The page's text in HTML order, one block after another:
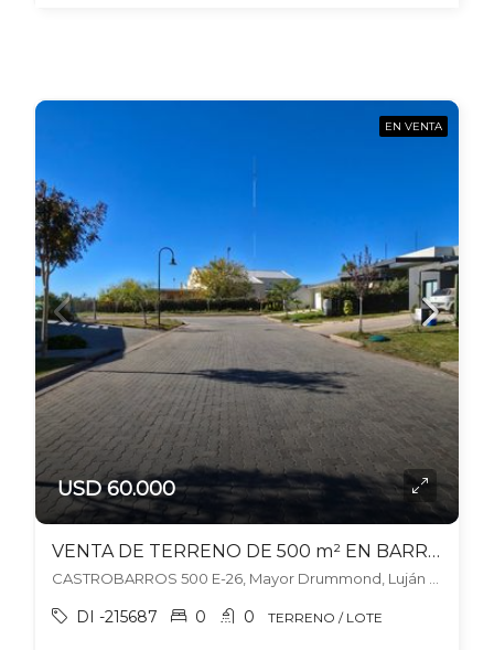
EN VENTA
USD 60.000
VENTA DE TERRENO DE 500 m² EN BARRIO PRIVADO PUEBLO MALBEC – LUJÁN DE CUYO
CASTROBARROS 500 E-26, Mayor Drummond, Luján de Cuyo
DI -215687 0 0 TERRENO / LOTE